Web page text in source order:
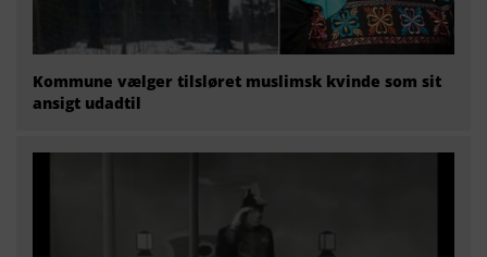
Kommune vælger tilsløret muslimsk kvinde som sit
ansigt udadtil